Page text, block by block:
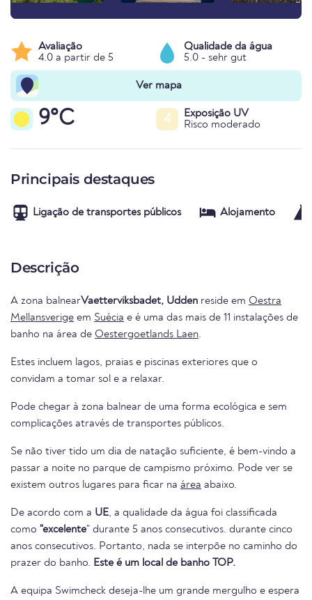
Avaliação
4.0 a partir de 5
Qualidade da água
5.0 - sehr gut
Ver mapa
9°C 4
Exposição UV
Risco moderado
Principais destaques
Ligação de transportes públicos Alojamento
Descrição
A zona balnearVaetterviksbadet, Udden reside em Oestra
Mellansverige em Suécia e é uma das mais de 11 instalações de
banho na área de Oestergoetlands Laen.
Estes incluem lagos, praias e piscinas exteriores que o
convidam a tomar sol e a relaxar.
Pode chegar à zona balnear de uma forma ecológica e sem
complicações através de transportes públicos.
Se não tiver tido um dia de natação suficiente, é bem-vindo a
passar a noite no parque de campismo próximo. Pode ver se
existem outros lugares para ficar na área abaixo.
De acordo com a UE, a qualidade da água foi classificada
como "excelente" durante 5 anos consecutivos. durante cinco
anos consecutivos. Portanto, nada se interpõe no caminho do
prazer do banho. Este é um local de banho TOP.
A equipa Swimcheck deseja-lhe um grande mergulho e espera